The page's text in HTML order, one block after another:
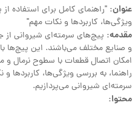
عنوان: "راهنمای کامل برای استفاده
ویژگی‌ها، کاربردها و نکات مهم"
مقدمه: پیچ‌های سرمته‌ای شیروانی
و صنایع مختلف می‌باشند. این پیچ‌ها
امکان اتصال قطعات با سطوح نرمال و
راهنما، به بررسی ویژگی‌ها، کاربردها
سرمته‌ای شیروانی می‌پردازیم.
محتوا: